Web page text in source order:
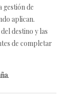
gestión de
aplican.
destino y las
de completar
.